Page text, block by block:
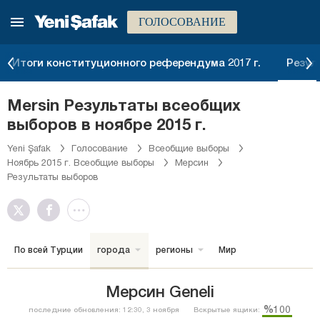
ГОЛОСОВАНИЕ
Итоги конституционного референдума 2017 г.
Mersin Результаты всеобщих
выборов в ноябре 2015 г.
Yeni Şafak Голосование
Всеобщие выборы
Ноябрь 2015 г. Всеобщие выборы
Мерсин
Результаты выборов
По всей Турции города регионы Мир
Мерсин Geneli
последние обновления: 12:30, 3 ноября Вскрытые ящики: %100